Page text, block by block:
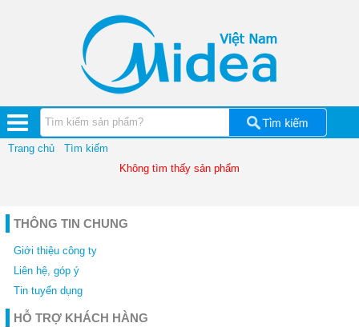
Máy
hút
ẩm
Midea
Cây
nước
lạnh
Lõi
lọc
nước
Trang chủ
Tìm kiếm
Không tìm thấy sản phẩm
THÔNG TIN CHUNG
Giới thiệu công ty
Liên hệ, góp ý
Tin tuyển dụng
HỖ TRỢ KHÁCH HÀNG